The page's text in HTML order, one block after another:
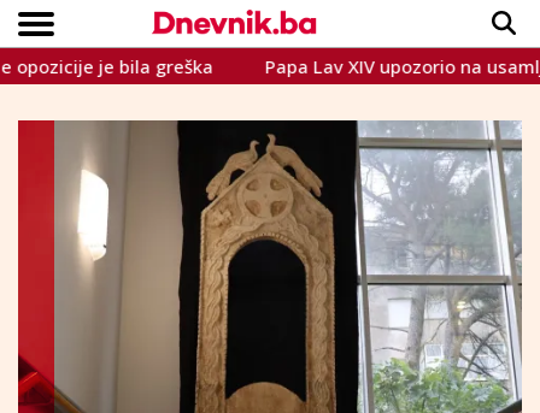
VIJESTI
SPORT
INTERVIEW
TEME
CRNA KRONIKA
LIFESTYLE
Copyright © Dnevnik.ba 2023.
je bila greška Papa Lav XIV upozorio na usamljenost